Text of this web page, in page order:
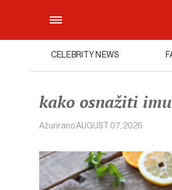
CELEBRITY NEWS
kako osnažiti
AžuriranoAUGUST 07, 2026